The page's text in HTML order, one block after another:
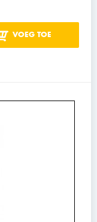
VOEG TOE